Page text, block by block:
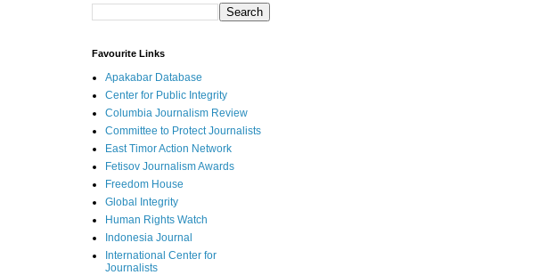
Favourite Links
Apakabar Database
Center for Public Integrity
Columbia Journalism Review
Committee to Protect Journalists
East Timor Action Network
Fetisov Journalism Awards
Freedom House
Global Integrity
Human Rights Watch
Indonesia Journal
International Center for
Journalists